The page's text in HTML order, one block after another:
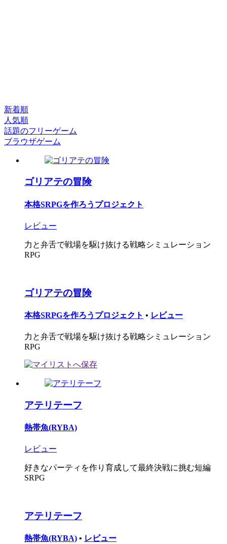
新着順
人気順
話題のフリーゲーム
ブラウザゲーム
ゴリアテの冒険
本格SRPGを作ろうプロジェクト
レビュー
力と弁舌で戦場を駆け抜ける戦略シミュレーション
RPG
ゴリアテの冒険
本格SRPGを作ろうプロジェクト • レビュー
力と弁舌で戦場を駆け抜ける戦略シミュレーション
RPG
アテリテーフ
熱帯魚(RYBA)
レビュー
好きなパーティを作り育成して最終決戦に挑む短編
SRPG
アテリテーフ
熱帯魚(RYBA) • レビュー